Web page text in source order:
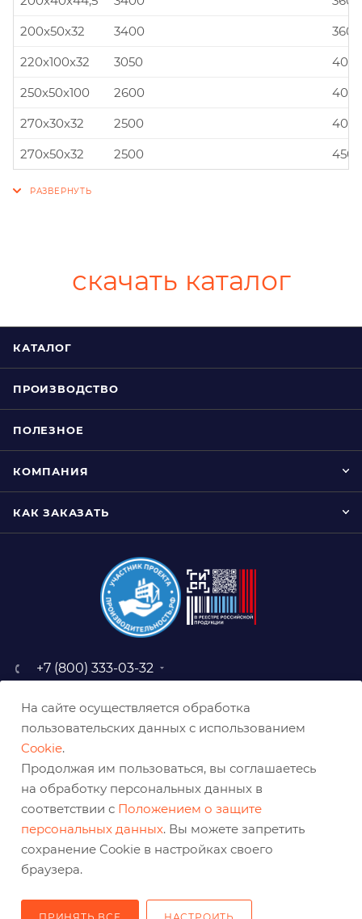
200x50x32
3400
220x100x32
3050
250x50x100
2600
270x30x32
2500
270x50x32
2500
скачать каталог
КАТАЛОГ
ПРОИЗВОДСТВО
ПОЛЕЗНОЕ
КОМПАНИЯ
КАК ЗАКАЗАТЬ
+7 (800) 333-03-32
baz@belabraziv.ru
308009, Россия, г. Белгород,
На сайте осуществляется обработка
пользовательских данных с использованием
Cookie.
Продолжая им пользоваться, вы соглашаетесь
на обработку персональных данных в
соответствии с Положением о защите
персональных данных. Вы можете запретить
сохранение Cookie в настройках своего
браузера.